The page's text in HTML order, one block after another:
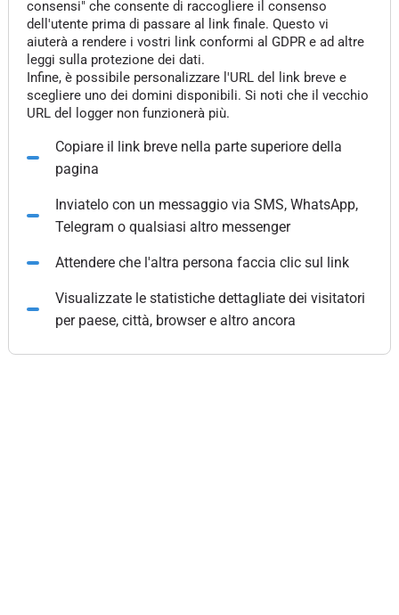
consensi" che consente di raccogliere il consenso
dell'utente prima di passare al link finale. Questo vi
aiuterà a rendere i vostri link conformi al GDPR e ad altre
leggi sulla protezione dei dati.
Infine, è possibile personalizzare l'URL del link breve e
scegliere uno dei domini disponibili. Si noti che il vecchio
URL del logger non funzionerà più.
Copiare il link breve nella parte superiore della
pagina
Inviatelo con un messaggio via SMS, WhatsApp,
Telegram o qualsiasi altro messenger
Attendere che l'altra persona faccia clic sul link
Visualizzate le statistiche dettagliate dei visitatori
per paese, città, browser e altro ancora